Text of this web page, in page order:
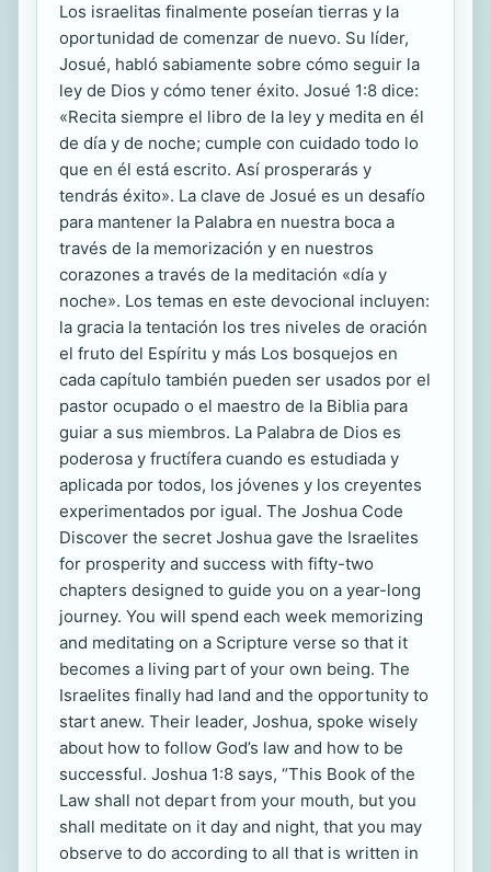
Los israelitas finalmente poseían tierras y la
oportunidad de comenzar de nuevo. Su líder,
Josué, habló sabiamente sobre cómo seguir la
ley de Dios y cómo tener éxito. Josué 1:8 dice:
«Recita siempre el libro de la ley y medita en él
de día y de noche; cumple con cuidado todo lo
que en él está escrito. Así prosperarás y
tendrás éxito». La clave de Josué es un desafío
para mantener la Palabra en nuestra boca a
través de la memorización y en nuestros
corazones a través de la meditación «día y
noche». Los temas en este devocional incluyen:
la gracia la tentación los tres niveles de oración
el fruto del Espíritu y más Los bosquejos en
cada capítulo también pueden ser usados por el
pastor ocupado o el maestro de la Biblia para
guiar a sus miembros. La Palabra de Dios es
poderosa y fructífera cuando es estudiada y
aplicada por todos, los jóvenes y los creyentes
experimentados por igual. The Joshua Code
Discover the secret Joshua gave the Israelites
for prosperity and success with fifty-two
chapters designed to guide you on a year-long
journey. You will spend each week memorizing
and meditating on a Scripture verse so that it
becomes a living part of your own being. The
Israelites finally had land and the opportunity to
start anew. Their leader, Joshua, spoke wisely
about how to follow God’s law and how to be
successful. Joshua 1:8 says, “This Book of the
Law shall not depart from your mouth, but you
shall meditate on it day and night, that you may
observe to do according to all that is written in